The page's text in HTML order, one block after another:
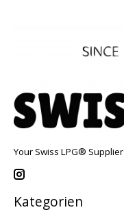
Your Swiss LPG® Supplier
Kategorien